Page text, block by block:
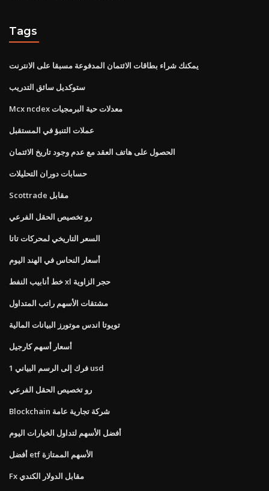
Tags
يمكنك شراء بطاقات الائتمان المدفوعة مسبقا على الانترنت
ستوكديل سائق التدريب
Mcx ncdex معدلات حية البرمجيات
عملات التنبؤ في المستقبل
الحصول على هاتف العقد مع عدم وجود تاريخ الائتمان
حسابات دوران التحليلات
Scottrade مقابل
رو تخصيص الحقل الفرعي
السعر التاريخي لمحركات تاتا
أسعار النحاس في الهند اليوم
خط أنابيب النفط xl حجر الزاوية
مشتقات الأسهم راتب المتداول
تويوتا اندس موتورز البيانات المالية
أسعار أسهم كارجيل
1 فرك إلى الرسم البياني usd
رو تخصيص الحقل الفرعي
Blockchain شركة تجارية عامة
أفضل الأسهم لتداول الخيارات اليوم
أفضل etf الأسهم الممتازة
Fx مقابل الدولار الكندي